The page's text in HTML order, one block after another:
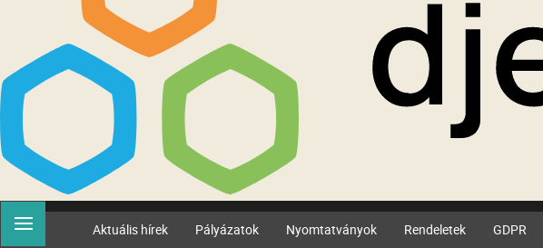
Aktuális hírek Pályázatok Nyomtatványok Rendeletek GDPR